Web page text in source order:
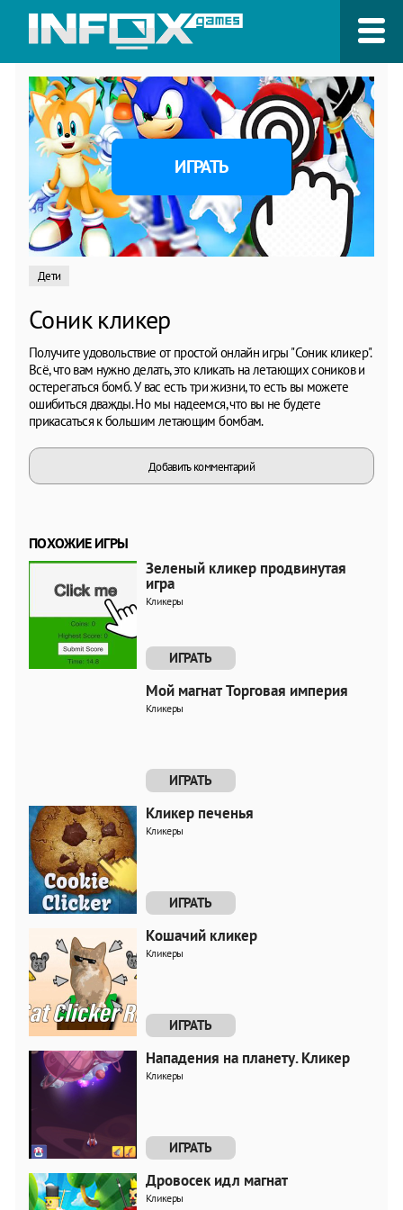
ИГРАТЬ
Дети
Соник кликер
Получите удовольствие от простой онлайн игры "Соник кликер".
Всё, что вам нужно делать, это кликать на летающих соников и
остерегаться бомб. У вас есть три жизни, то есть вы можете
ошибиться дважды. Но мы надеемся, что вы не будете
прикасаться к большим летающим бомбам.
Добавить комментарий
ПОХОЖИЕ ИГРЫ
Зеленый кликер продвинутая
игра
Кликеры
ИГРАТЬ
Мой магнат Торговая империя
Кликеры
ИГРАТЬ
Кликер печенья
Кликеры
ИГРАТЬ
Кошачий кликер
Кликеры
ИГРАТЬ
Нападения на планету. Кликер
Кликеры
ИГРАТЬ
Дровосек идл магнат
Кликеры